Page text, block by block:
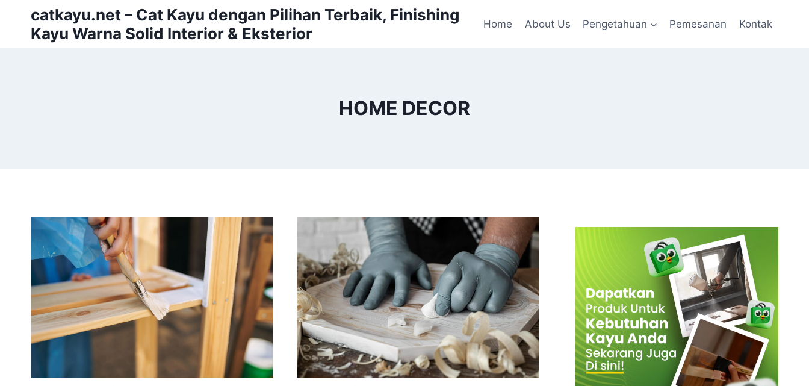
content
catkayu.net – Cat Kayu dengan Pilihan Terbaik, Finishing
Kayu Warna Solid Interior & Eksterior
Home About Us Pengetahuan Pemesanan Kontak
HOME DECOR